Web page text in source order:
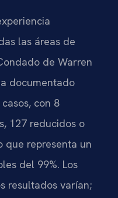
las áreas de
de Warren
documentado
con 8
127 reducidos o
que representa un
del 99%. Los
resultados varían;